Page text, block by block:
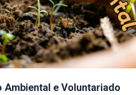
Ambiental e Voluntariado